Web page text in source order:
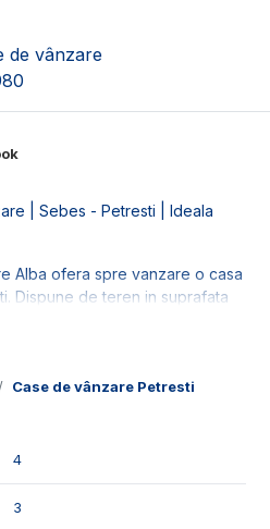
de vânzare
Case de vânzare Petresti
| Sebes - Petresti | Ideala
Alba ofera spre vanzare o casa
Dispune de teren in suprafata
4
3